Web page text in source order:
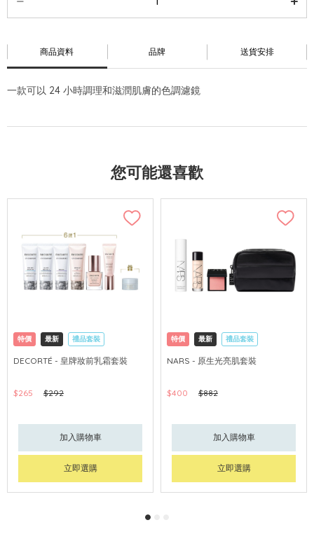
商品資料 品牌 送貨安排
一款可以 24 小時調理和滋潤肌膚的色調濾鏡
您可能還喜歡
特價 最新 禮品套裝
網購店取 可中國內地配送
DECORTÉ - 皇牌妝前乳霜套裝
$265 $292
加入購物車
立即選購
特價 最新 禮品套裝
網購店取 可中國內地配送
NARS - 原生光亮肌套裝
$400 $882
加入購物車
立即選購